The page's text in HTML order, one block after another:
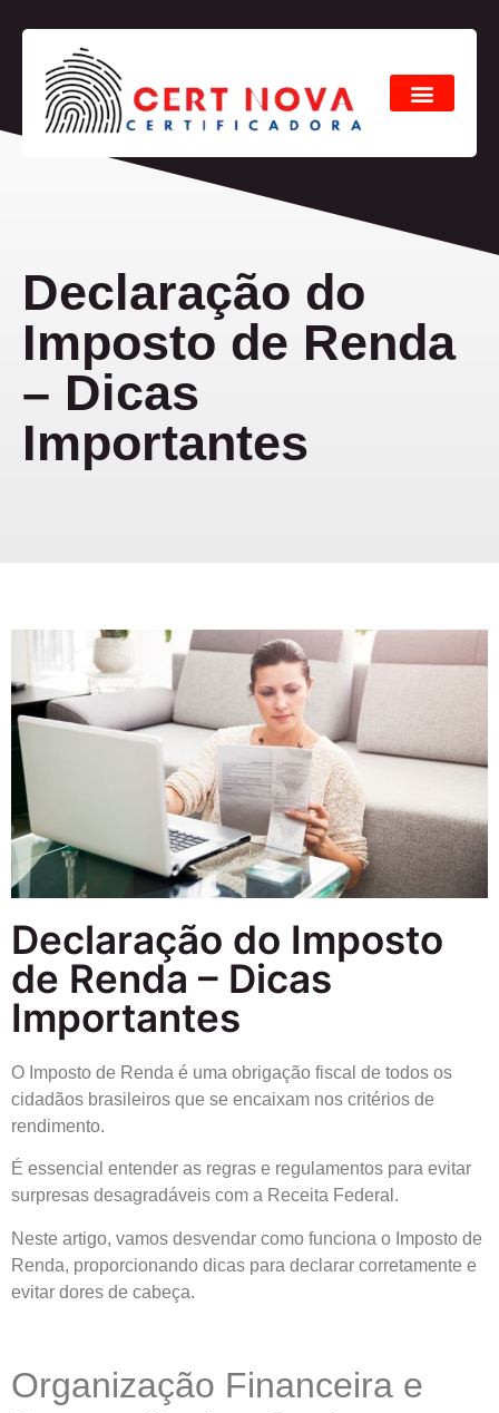
Declaração do
Imposto de Renda
– Dicas
Importantes
Declaração do Imposto
de Renda – Dicas
Importantes
O Imposto de Renda é uma obrigação fiscal de todos os
cidadãos brasileiros que se encaixam nos critérios de
rendimento.
É essencial entender as regras e regulamentos para evitar
surpresas desagradáveis com a Receita Federal.
Neste artigo, vamos desvendar como funciona o Imposto de
Renda, proporcionando dicas para declarar corretamente e
evitar dores de cabeça.
Organização Financeira e